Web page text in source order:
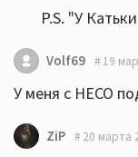
P.S. "У
Volf69 19
У меня с HECO
ZiP 20 марта